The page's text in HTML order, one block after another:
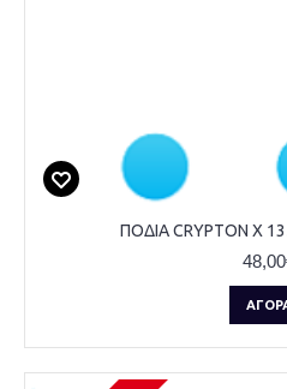
ΠΟΔΙΑ CRYPTON X